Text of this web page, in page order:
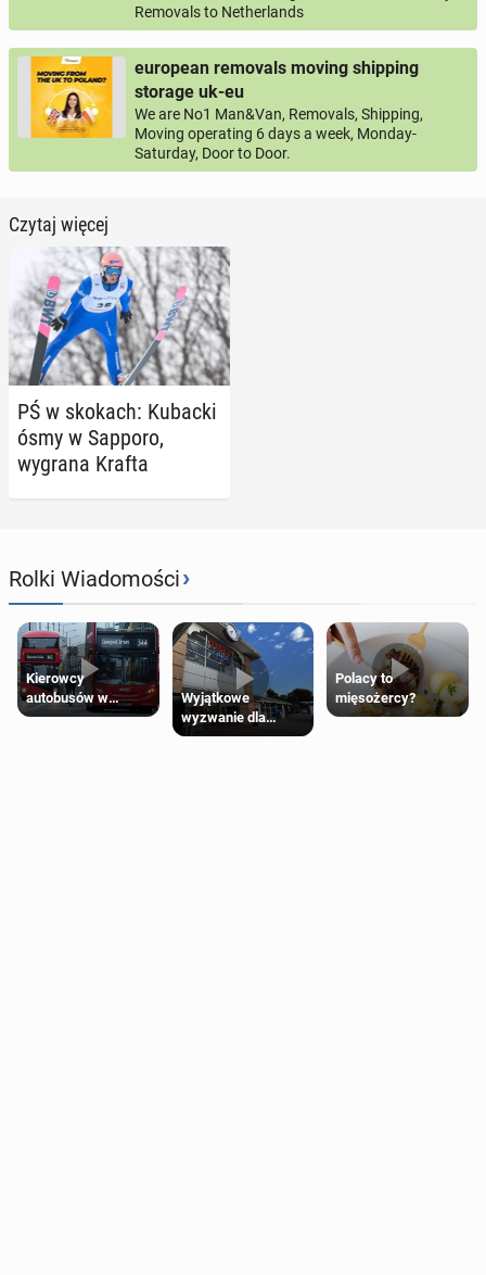
Removals to Netherlands
european removals moving shipping
storage uk-eu
We are No1 Man&Van, Removals, Shipping,
Moving operating 6 days a week, Monday-
Saturday, Door to Door.
Czytaj więcej
PŚ w skokach: Kubacki
ósmy w Sapporo,
wygrana Krafta
Rolki Wiadomości›
Kierowcy
autobusów w
Londynie
Wyjątkowe
wyzwanie dla
posiadaczy kart
Polacy to
mięsożercy?